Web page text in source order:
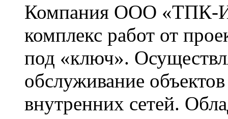
Компания ООО «ТПК-
комплекс работ от
под «ключ».
обслуживание
внутренних сетей.